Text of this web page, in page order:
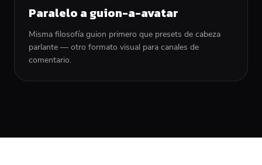
Paralelo a guion-a-avatar
Misma filosofía guion primero que presets de cabeza
parlante — otro formato visual para canales de
comentario.